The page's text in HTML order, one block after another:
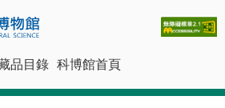
品目錄 科博館首頁